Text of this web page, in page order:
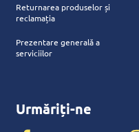
Returnarea produselor și
reclamația
Prezentare generală a
serviciilor
Urmăriți-ne